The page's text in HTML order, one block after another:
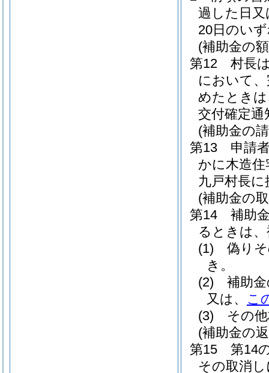
過した日
20日のい
(補助金の
第12 村長は
において
めたとき
交付確定通
(補助金の
第13 申請者
かに木造住
九戸村長
(補助金の
第14 補助金
るときは
(1) 偽りそ
き。
(2) 補助金
又は、 こ
(3) その他
(補助金の
第15 第14
その取消